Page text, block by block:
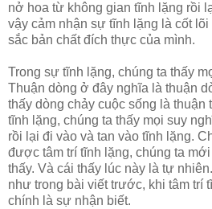
nở hoa từ không gian tĩnh lặng rồi
vậy cảm nhận sự tĩnh lặng là cốt
sắc bản chất đích thực của mình.
Trong sự tĩnh lặng, chúng ta thấy
Thuận dòng ở đây nghĩa là thuận
thấy dòng chảy cuộc sống là
tĩnh lặng, chúng ta thấy mọi suy
rồi lại đi vào và tan vào tĩnh lặng.
được tâm trí tĩnh lặng, chúng ta
thấy. Và cái thấy lúc này là tự
như trong bài viết trước, khi tâm trí
chính là sự nhận biết.